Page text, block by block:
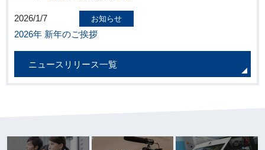
2026/1/7 お知らせ
2026年 新年のご挨拶
ニュースリリース一覧